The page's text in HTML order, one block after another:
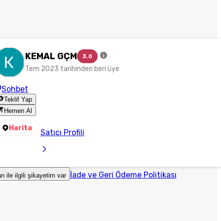
KEMAL GÇM 3.0
Tem 2023 tarihinden beri üye
Sohbet
Teklif Yap
Hemen Al
Harita Satıcı Profili
ile ilgili şikayetim var İade ve Geri Ödeme Politikası